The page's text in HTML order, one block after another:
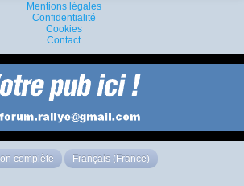
Mentions légales
Confidentialité
Cookies
Contact
complète Français (France)